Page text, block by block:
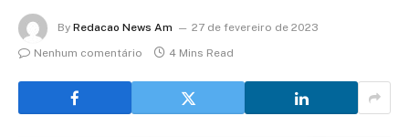
By Redacao News Am
27 de fevereiro de 2023
Nenhum comentário
4 Mins Read